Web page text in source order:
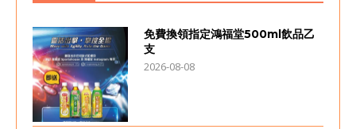
免費換領指定鴻福堂500ml飲品乙
支
2026-08-08